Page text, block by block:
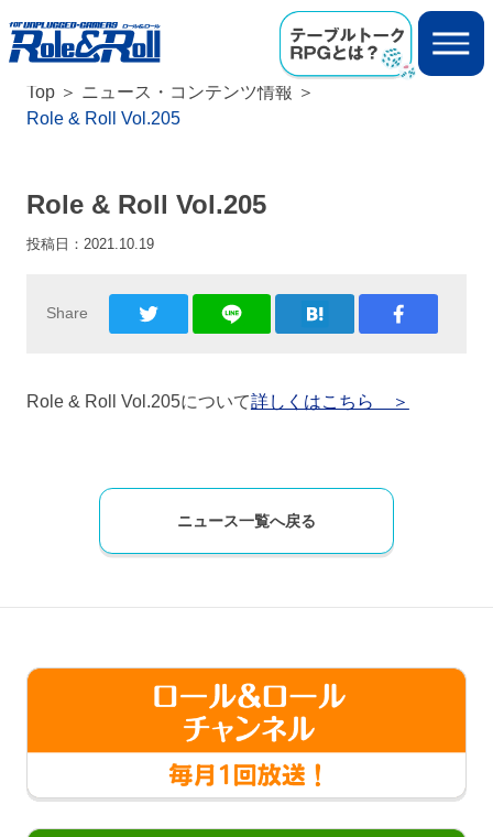
Top
ニュース・コンテンツ情報
Role & Roll Vol.205
Role & Roll Vol.205
投稿日： 2021.10.19
Share
Role & Roll Vol.205について詳しくはこちら ＞
ニュース一覧へ戻る